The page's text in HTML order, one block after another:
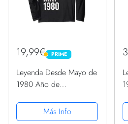
19,99€ PRIME
PRIME
Leyenda Desde Mayo de
1980 Año de
Larga
Más Info